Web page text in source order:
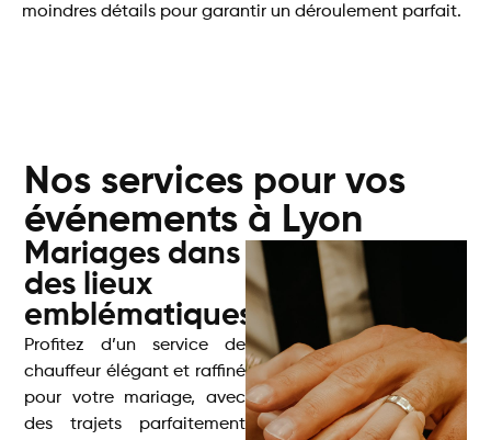
moindres détails pour garantir un déroulement parfait.
Nos services pour vos
événements à Lyon
Mariages dans
des lieux
emblématiques
Profitez d’un service de
chauffeur élégant et raffiné
pour votre mariage, avec
des trajets parfaitement